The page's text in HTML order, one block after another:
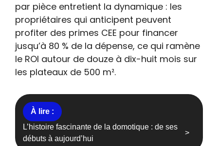
par pièce entretient la dynamique : les
propriétaires qui anticipent peuvent
profiter des primes CEE pour financer
jusqu’à 80 % de la dépense, ce qui ramène
le ROI autour de douze à dix-huit mois sur
les plateaux de 500 m².
L’histoire fascinante de la domotique : de ses
débuts à aujourd’hui